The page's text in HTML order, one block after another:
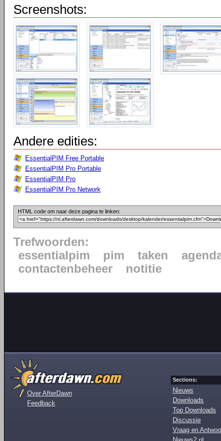
Screenshots:
Andere edities:
EssentialPIM Free Portable
EssentialPIM Pro Portable
EssentialPIM Pro
EssentialPIM Pro Network
HTML code om naar deze pagina te linken:
Trefwoorden:
essentialpim
pim taken
contactenbeheer
notitie
Over AfterDawn
Feedback
Sections:
Nieuws
Downloads
Top Downloads
Discussie
Vraag en